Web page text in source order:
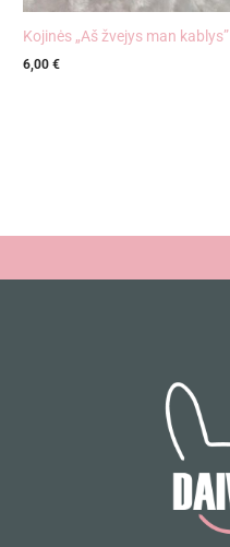
Kojinės „Aš žvejys man kablys”
6,00€